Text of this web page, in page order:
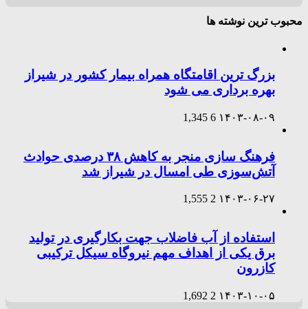
محبوب ترین نوشته ها
بزرگ ترین اقامتگاه همراه بیمار کشور در شیراز
بهره برداری می شود
۱۴۰۳-۰۸-۰۹ 6
1,345
فرهنگ سازی منجر به کاهش ۳۸ درصدی حوادث
آتش‌سوزی طی امسال در شیراز شد
۱۴۰۳-۰۶-۲۷ 2
1,555
استفاده از آب فاضلاب جهت بکارگیری در تولید
برق یکی از اهداف مهم نیروگاه سیکل ترکیبی
کازرون
۱۴۰۳-۱۰-۰۵ 2
1,692